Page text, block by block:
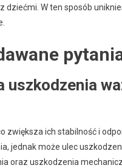
dziećmi. W ten sposób
uszkodzenia
zwiększa ich stabilność i
jednak może ulec
oraz uszkodzenia